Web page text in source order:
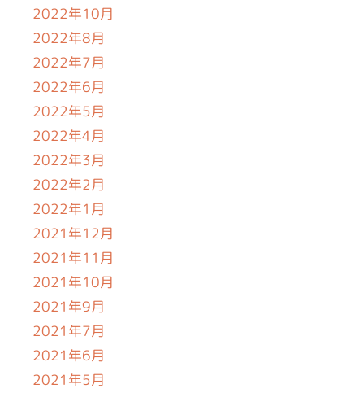
2022年10月
2022年8月
2022年7月
2022年6月
2022年5月
2022年4月
2022年3月
2022年2月
2022年1月
2021年12月
2021年11月
2021年10月
2021年9月
2021年7月
2021年6月
2021年5月